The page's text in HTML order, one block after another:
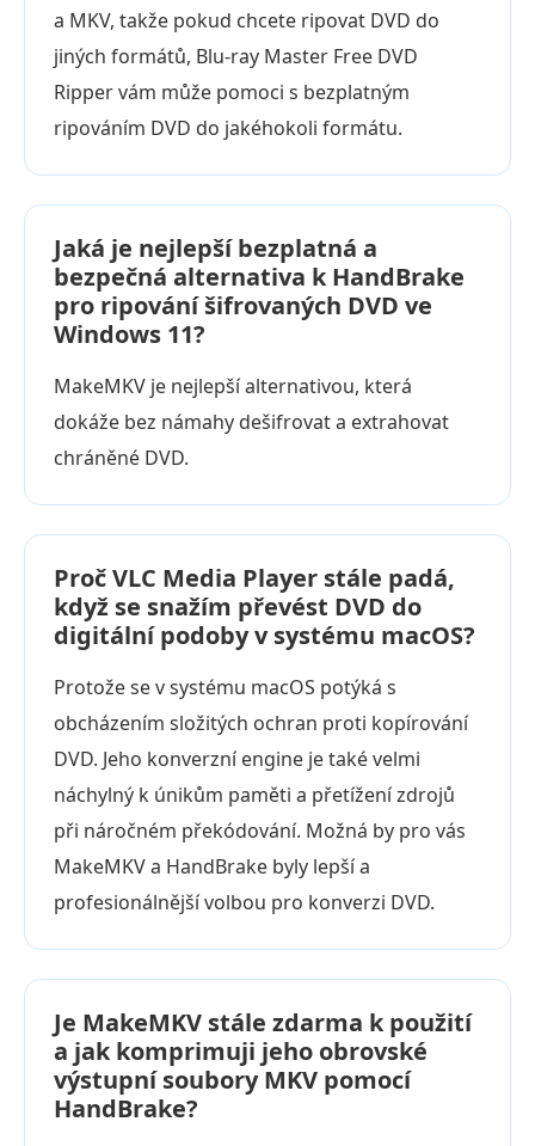
a MKV, takže pokud chcete ripovat DVD do
jiných formátů, Blu-ray Master Free DVD
Ripper vám může pomoci s bezplatným
ripováním DVD do jakéhokoli formátu.
Jaká je nejlepší bezplatná a
bezpečná alternativa k HandBrake
pro ripování šifrovaných DVD ve
Windows 11?
MakeMKV je nejlepší alternativou, která
dokáže bez námahy dešifrovat a extrahovat
chráněné DVD.
Proč VLC Media Player stále padá,
když se snažím převést DVD do
digitální podoby v systému macOS?
Protože se v systému macOS potýká s
obcházením složitých ochran proti kopírování
DVD. Jeho konverzní engine je také velmi
náchylný k únikům paměti a přetížení zdrojů
při náročném překódování. Možná by pro vás
MakeMKV a HandBrake byly lepší a
profesionálnější volbou pro konverzi DVD.
Je MakeMKV stále zdarma k použití
a jak komprimuji jeho obrovské
výstupní soubory MKV pomocí
HandBrake?